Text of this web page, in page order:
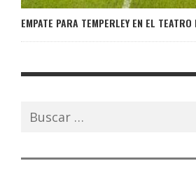
EMPATE PARA TEMPERLEY EN EL TEATRO
Buscar: